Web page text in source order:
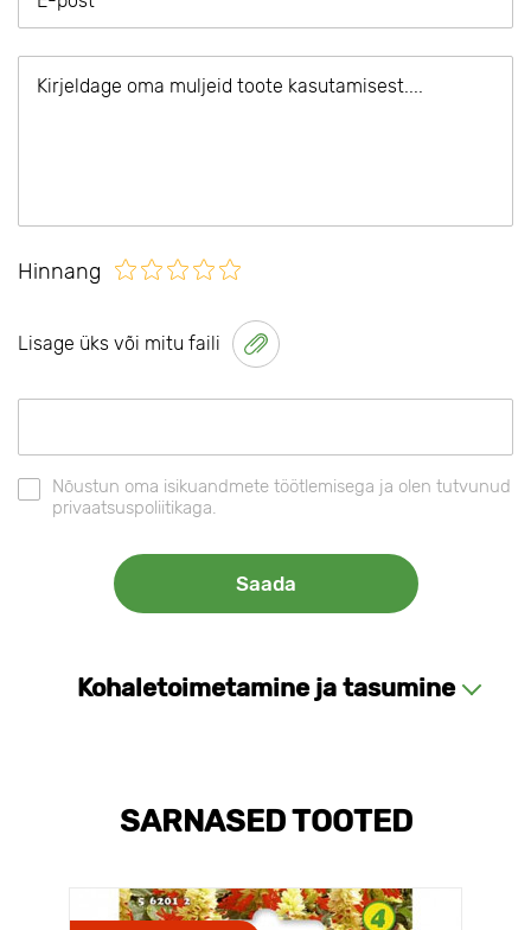
Hinnang
Lisage üks või mitu faili
Nõustun oma isikuandmete töötlemisega ja olen tutvunud
privaatsuspoliitikaga.
Kohaletoimetamine ja tasumine
SARNASED TOOTED